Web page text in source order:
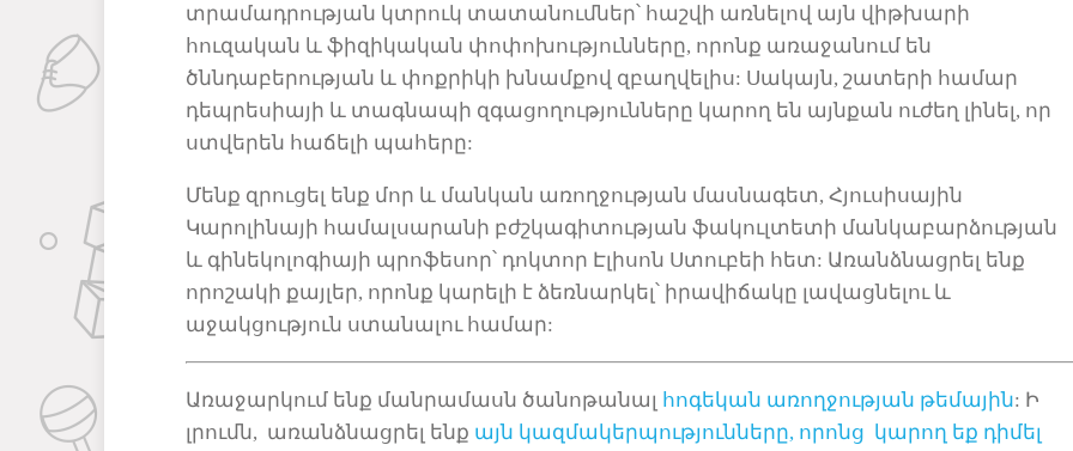
տրամադրության կտրուկ տատանումներ՝ հաշվի առնելով այն վիթխարի
հուզական և ֆիզիկական փոփոխությունները, որոնք առաջանում են
ծննդաբերության և փոքրիկի խնամքով զբաղվելիս: Սակայն, շատերի համար
դեպրեսիայի և տագնապի զգացողությունները կարող են այնքան ուժեղ լինել, որ
ստվերեն հաճելի պահերը:
Մենք զրուցել ենք մոր և մանկան առողջության մասնագետ, Հյուսիսային
Կարոլինայի համալսարանի բժշկագիտության ֆակուլտետի մանկաբարձության
և գինեկոլոգիայի պրոֆեսոր՝ դոկտոր Էլիսոն Ստուբեի հետ: Առանձնացրել ենք
որոշակի քայլեր, որոնք կարելի է ձեռնարկել՝ իրավիճակը լավացնելու և
աջակցություն ստանալու համար:
Առաջարկում ենք մանրամասն ծանոթանալ հոգեկան առողջության թեմային: Ի
լրումն, առանձնացրել ենք այն կազմակերպությունները, որոնց կարող եք դիմել